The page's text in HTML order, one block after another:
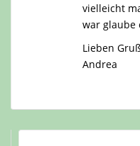
vielleicht
war glaube
Lieben Gruß
Andrea